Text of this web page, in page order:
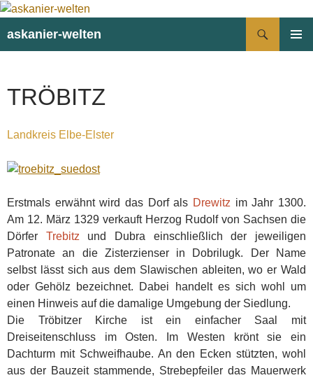
askanier-welten
TRÖBITZ
Landkreis Elbe-Elster
Erstmals erwähnt wird das Dorf als Drewitz im Jahr 1300.
Am 12. März 1329 verkauft Herzog Rudolf von Sachsen die
Dörfer Trebitz und Dubra einschließlich der jeweiligen
Patronate an die Zisterzienser in Dobrilugk. Der Name
selbst lässt sich aus dem Slawischen ableiten, wo er Wald
oder Gehölz bezeichnet. Dabei handelt es sich wohl um
einen Hinweis auf die damalige Umgebung der Siedlung.
Die Tröbitzer Kirche ist ein einfacher Saal mit
Dreiseitenschluss im Osten. Im Westen krönt sie ein
Dachturm mit Schweifhaube. An den Ecken stützten, wohl
aus der Bauzeit stammende, Strebepfeiler das Mauerwerk